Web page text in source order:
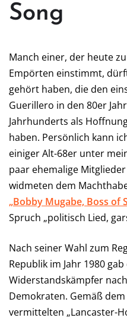
Song
Manch einer, der heute
Empörten einstimmt,
gehört haben, die den
Guerillero in den 80er
Jahrhunderts als
haben. Persönlich kann
einiger Alt-68er unter
paar ehemalige
widmeten dem
„Bobby Mugabe, Boss of
Spruch „politisch Lied,
Nach seiner Wahl zum
Republik im Jahr 1980
Widerstandskämpfer
Demokraten. Gemäß
vermittelten „Lancaster-